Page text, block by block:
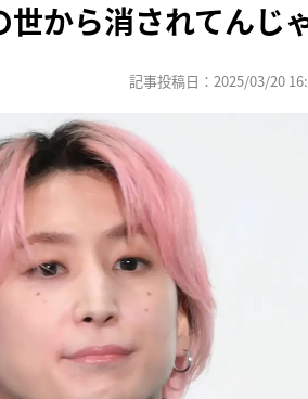
から消されてんじゃ
記事投稿日：2025/03/20